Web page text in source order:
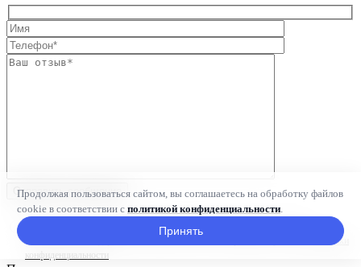
Отправить сообщение
Нажимая кнопку, я даю согласие на обработку персональных данных в
соответствии с Федеральным законом №152-ФЗ и принимаю условия
Политики
конфиденциальности
Продолжая пользоваться сайтом, вы соглашаетесь на обработку файлов
cookie в соответствии с политикой конфиденциальности.
Принять